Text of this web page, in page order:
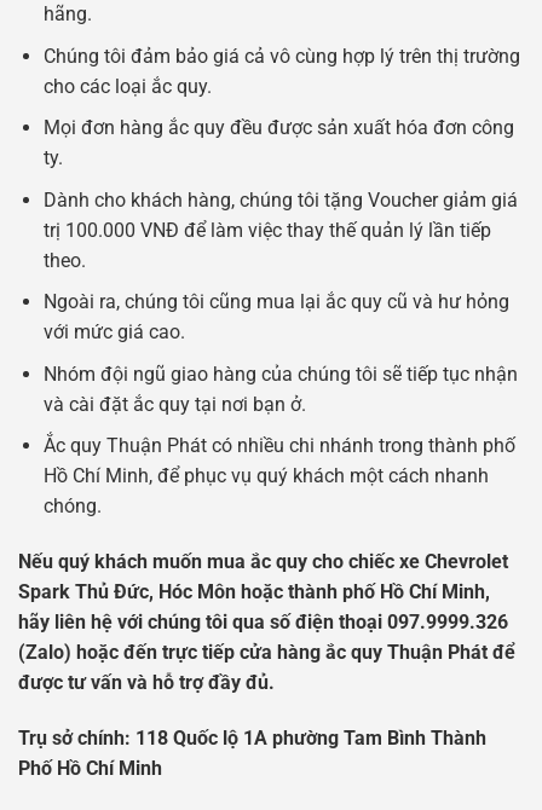
hãng.
Chúng tôi đảm bảo giá cả vô cùng hợp lý trên thị trường
cho các loại ắc quy.
Mọi đơn hàng ắc quy đều được sản xuất hóa đơn công
ty.
Dành cho khách hàng, chúng tôi tặng Voucher giảm giá
trị 100.000 VNĐ để làm việc thay thế quản lý lần tiếp
theo.
Ngoài ra, chúng tôi cũng mua lại ắc quy cũ và hư hỏng
với mức giá cao.
Nhóm đội ngũ giao hàng của chúng tôi sẽ tiếp tục nhận
và cài đặt ắc quy tại nơi bạn ở.
Ắc quy Thuận Phát có nhiều chi nhánh trong thành phố
Hồ Chí Minh, để phục vụ quý khách một cách nhanh
chóng.
Nếu quý khách muốn mua ắc quy cho chiếc xe Chevrolet
Spark Thủ Đức, Hóc Môn hoặc thành phố Hồ Chí Minh,
hãy liên hệ với chúng tôi qua số điện thoại 097.9999.326
(Zalo) hoặc đến trực tiếp cửa hàng ắc quy Thuận Phát để
được tư vấn và hỗ trợ đầy đủ.
Trụ sởchính: 118 Quốc lộ 1A phường Tam Bình Thành
PhốHồ Chí Minh